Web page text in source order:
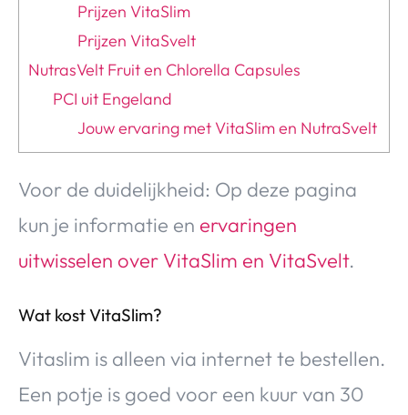
Prijzen VitaSlim
Prijzen VitaSvelt
NutrasVelt Fruit en Chlorella Capsules
PCI uit Engeland
Jouw ervaring met VitaSlim en NutraSvelt
Voor de duidelijkheid: Op deze pagina
kun je informatie en ervaringen
uitwisselen over VitaSlim en VitaSvelt.
Wat kost VitaSlim?
Vitaslim is alleen via internet te bestellen.
Een potje is goed voor een kuur van 30